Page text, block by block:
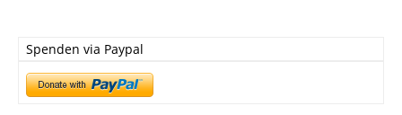
Spenden via Paypal